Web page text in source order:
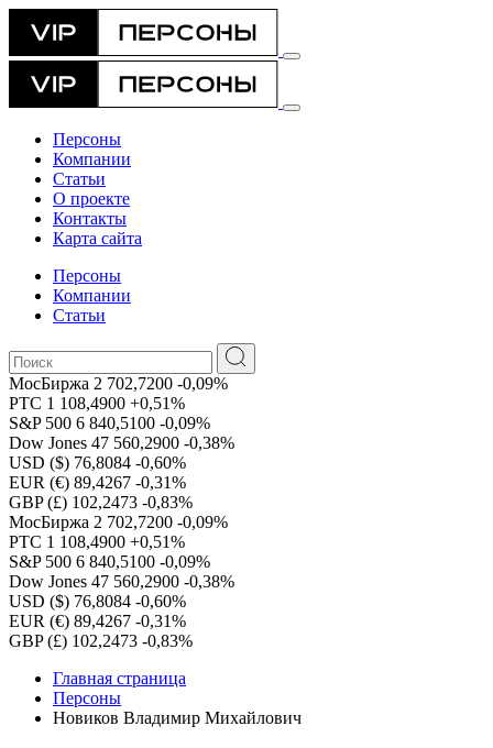
Персоны
Компании
Статьи
О проекте
Контакты
Карта сайта
Персоны
Компании
Статьи
МосБиржа 2 702,7200 -0,09%
РТС 1 108,4900 +0,51%
S&P 500 6 840,5100 -0,09%
Dow Jones 47 560,2900 -0,38%
USD ($) 76,8084 -0,60%
EUR (€) 89,4267 -0,31%
GBP (£) 102,2473 -0,83%
МосБиржа 2 702,7200 -0,09%
РТС 1 108,4900 +0,51%
S&P 500 6 840,5100 -0,09%
Dow Jones 47 560,2900 -0,38%
USD ($) 76,8084 -0,60%
EUR (€) 89,4267 -0,31%
GBP (£) 102,2473 -0,83%
Главная страница
Персоны
Новиков Владимир Михайлович